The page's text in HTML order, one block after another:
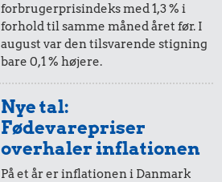
298 kr.
Bukser
5,-
i 2022
= 5,-
i dag
2,-
i 2022 i dag
forbrugerprisindeks med 1,3 % i
forhold til samme måned året før. I
august var den tilsvarende stigning
bare 0,1 % højere.
Nye tal:
Fødevarepriser
overhaler inflationen
På et år er inflationen i Danmark